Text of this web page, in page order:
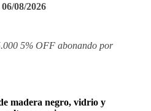
06/08/2026
5% OFF abonando por
madera negro, vidrio y